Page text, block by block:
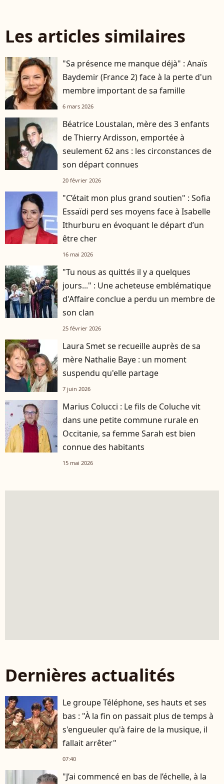
Les articles similaires
"Sa présence me manque déjà" : Anaïs
Baydemir (France 2) face à la perte d'un
membre important de sa famille
6 mars 2026
Béatrice Loustalan, mère des 3 enfants
de Thierry Ardisson, emportée à
seulement 62 ans : les circonstances de
son départ connues
20 février 2026
"C’était mon plus grand soutien" : Sofia
Essaïdi perd ses moyens face à Isabelle
Ithurburu en évoquant le départ d’un
être cher
16 mai 2026
"Tu nous as quittés il y a quelques
jours..." : Une acheteuse emblématique
d'Affaire conclue a perdu un membre de
son clan
25 février 2026
Laura Smet se recueille auprès de sa
mère Nathalie Baye : un moment
suspendu qu'elle partage
7 juin 2026
Marius Colucci : Le fils de Coluche vit
dans une petite commune rurale en
Occitanie, sa femme Sarah est bien
connue des habitants
15 mai 2026
Dernières actualités
Le groupe Téléphone, ses hauts et ses
bas : "À la fin on passait plus de temps à
s'engueuler qu'à faire de la musique, il
fallait arrêter"
07:40
"J’ai commencé en bas de l’échelle, à la